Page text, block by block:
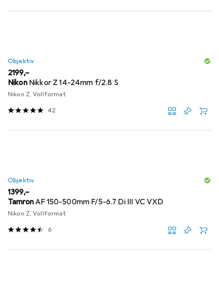
Objektiv
EUR
2199,–
Nikon Nikkor Z 14-24mm f/2.8 S
Nikon Z, Vollformat
42
Objektiv
EUR
1399,–
TamronAF 150-500mm F/5-6.7 Di III VC VXD
Nikon Z, Vollformat
6